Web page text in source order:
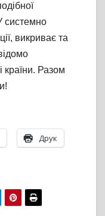
системно
викриває та
країни. Разом
Друк